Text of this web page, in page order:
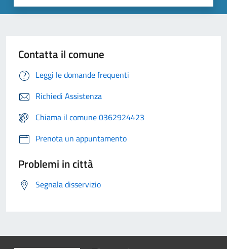
Contatta il comune
Leggi le domande frequenti
Richiedi Assistenza
Chiama il comune 0362924423
Prenota un appuntamento
Problemi in città
Segnala disservizio